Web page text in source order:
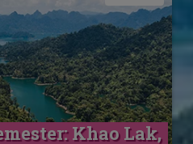
Khao Lak,